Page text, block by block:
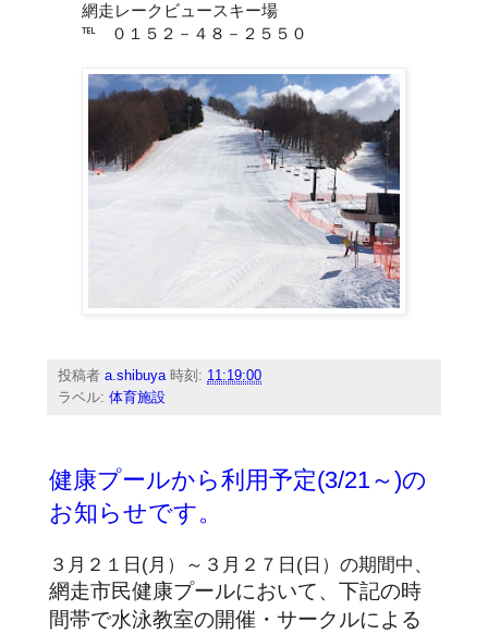
網走レークビュースキー場
℡ ０１５２－４８－２５５０
投稿者a.shibuya 時刻: 11:19:00
ラベル:体育施設
健康プールから利用予定(3/21～)の
お知らせです。
３月２１日(月）～３月２７日(日）の期間中、
網走市民健康プールにおいて、下記の時
間帯で水泳教室の開催・サークルによる